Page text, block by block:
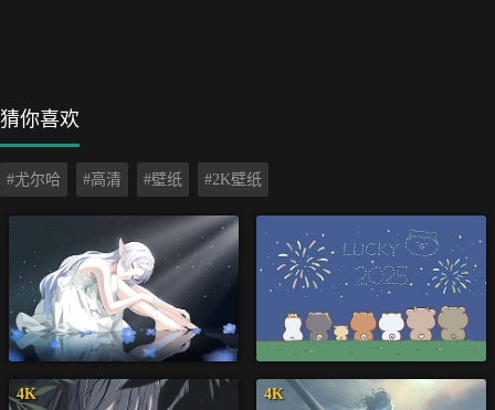
猜你喜欢
#尤尔哈 #高清 #壁纸 #2K壁纸
4K 4K